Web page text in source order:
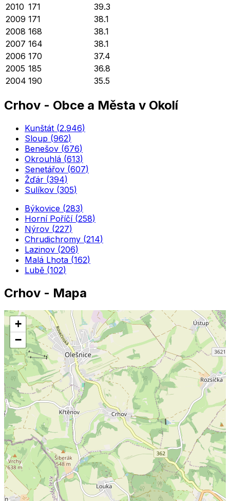
2010 171
39.3
2009 171
38.1
2008 168
38.1
2007 164
38.1
2006 170
37.4
2005 185
36.8
2004 190 35.5
Crhov - Obce a Města v Okolí
Kunštát (2.946)
Sloup (962)
Benešov (676)
Okrouhlá (613)
Senetářov (607)
Žďár (394)
Sulíkov (305)
Býkovice (283)
Horní Poříčí(258)
Nýrov (227)
Chrudichromy (214)
Lazinov (206)
Malá Lhota (162)
Lubě (102)
Crhov - Mapa
+
−